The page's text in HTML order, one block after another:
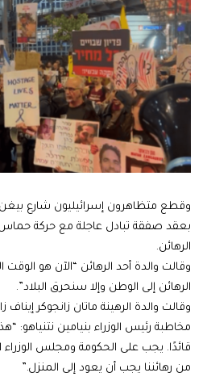
وقطع متظاهرون إسرائيليون شارع
بعقد صفقة تبادل عاجلة مع حركة حماس
الرهائن.
وقالت والدة أحد الرهائن “الآن هو
الرهائن إلى الوطن وإلا سنحرق البلاد”.
مخاطبة رئيس الوزراء بنيامين
قائدًا. يجب على الحكومة ومجلس الوزراء
من رهائننا يجب أن يعود إلى المنزل.”